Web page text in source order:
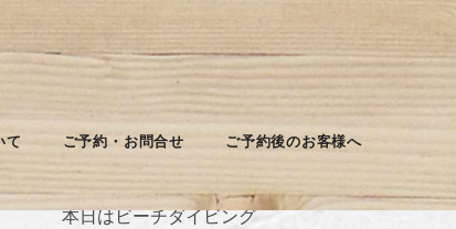
て ご予約・お問合せ ご予約後のお客様へ
最近の投稿
台風休みに入ります
本日はビーチダイビング